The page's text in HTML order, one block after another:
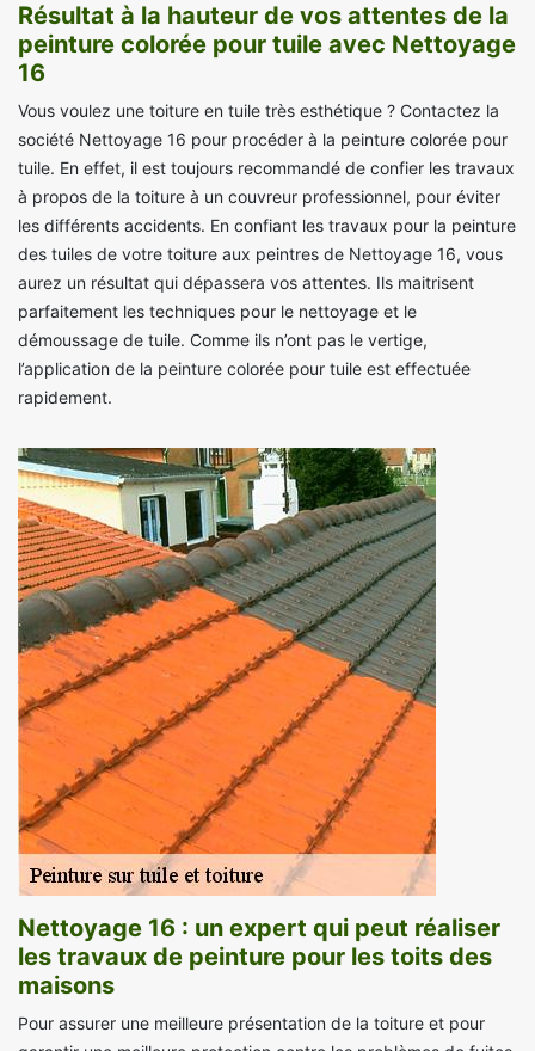
Résultat à la hauteur de vos attentes de la
peinture colorée pour tuile avec Nettoyage
16
Vous voulez une toiture en tuile très esthétique ? Contactez la
société Nettoyage 16 pour procéder à la peinture colorée pour
tuile. En effet, il est toujours recommandé de confier les travaux
à propos de la toiture à un couvreur professionnel, pour éviter
les différents accidents. En confiant les travaux pour la peinture
des tuiles de votre toiture aux peintres de Nettoyage 16, vous
aurez un résultat qui dépassera vos attentes. Ils maitrisent
parfaitement les techniques pour le nettoyage et le
démoussage de tuile. Comme ils n’ont pas le vertige,
l’application de la peinture colorée pour tuile est effectuée
rapidement.
Nettoyage 16 : un expert qui peut réaliser
les travaux de peinture pour les toits des
maisons
Pour assurer une meilleure présentation de la toiture et pour